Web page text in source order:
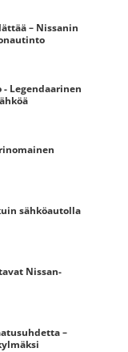
– Nissanin
- Legendaarinen
sähköautolla
Nissan-
–